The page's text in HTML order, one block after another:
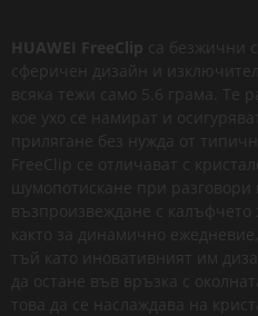
HUAWEI FreeClip са безжични
сферичен дизайн и
всяка тежи само 5.6 грама. Те
кое ухо се намират и
прилягане без нужда от
FreeClip се отличават с
шумопотискане при
възпроизвеждане с калъфчето
както за динамично
тъй като иновативният им
да остане във връзка с
това да се наслаждава на